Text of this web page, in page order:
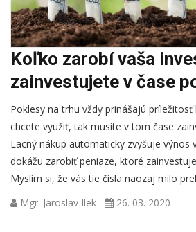
Koľko zarobí vaša
zainvestujete v čase
Poklesy na trhu vždy prinášajú
chcete využiť, tak musíte v tom čase
Lacný nákup automaticky zvyšuje výnos
dokážu zarobiť peniaze, ktoré
Myslím si, že vás tie čísla naozaj milo
Mgr. Jaroslav Ilek
26. 03. 2020